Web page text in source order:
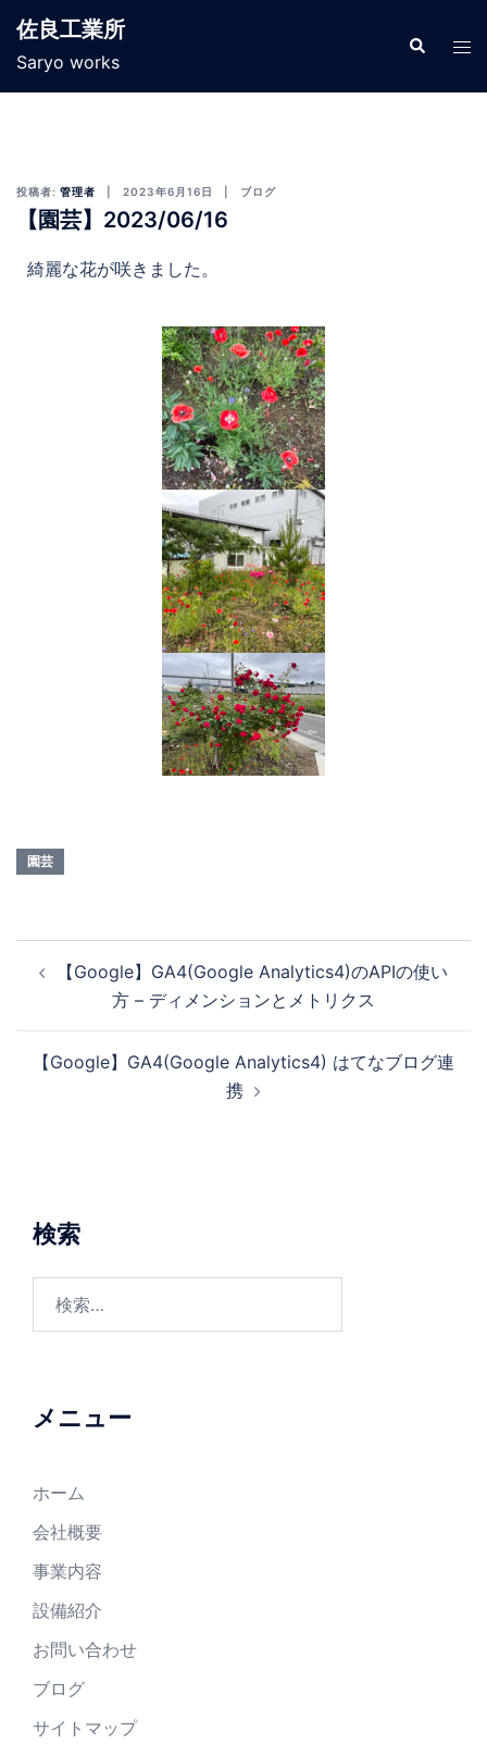
佐良工業所
Saryo works
投稿者: 管理者 2023年6月16日 ブログ
【園芸】2023/06/16
綺麗な花が咲きました。
園芸
【Google】GA4(Google Analytics4)のAPIの使い
方 – ディメンションとメトリクス
【Google】GA4(Google Analytics4) はてなブログ連
携
検索
メニュー
ホーム
会社概要
事業内容
設備紹介
お問い合わせ
ブログ
サイトマップ